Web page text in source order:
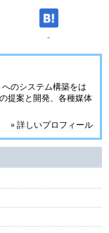
-
のシステム構築をは
提案と開発、各種媒体
» 詳しいプロフィール